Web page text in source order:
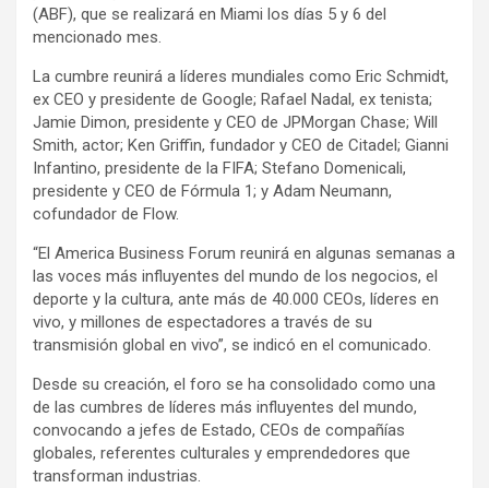
(ABF), que se realizará en Miami los días 5 y 6 del
mencionado mes.
La cumbre reunirá a líderes mundiales como Eric Schmidt,
ex CEO y presidente de Google; Rafael Nadal, ex tenista;
Jamie Dimon, presidente y CEO de JPMorgan Chase; Will
Smith, actor; Ken Griffin, fundador y CEO de Citadel; Gianni
Infantino, presidente de la FIFA; Stefano Domenicali,
presidente y CEO de Fórmula 1; y Adam Neumann,
cofundador de Flow.
“El America Business Forum reunirá en algunas semanas a
las voces más influyentes del mundo de los negocios, el
deporte y la cultura, ante más de 40.000 CEOs, líderes en
vivo, y millones de espectadores a través de su
transmisión global en vivo”, se indicó en el comunicado.
Desde su creación, el foro se ha consolidado como una
de las cumbres de líderes más influyentes del mundo,
convocando a jefes de Estado, CEOs de compañías
globales, referentes culturales y emprendedores que
transforman industrias.